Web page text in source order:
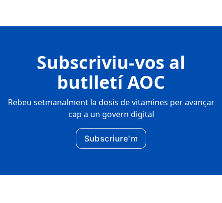
Subscriviu-vos al
butlletí AOC
Rebeu setmanalment la dosis de vitamines per avançar
cap a un govern digital
Subscriure'm